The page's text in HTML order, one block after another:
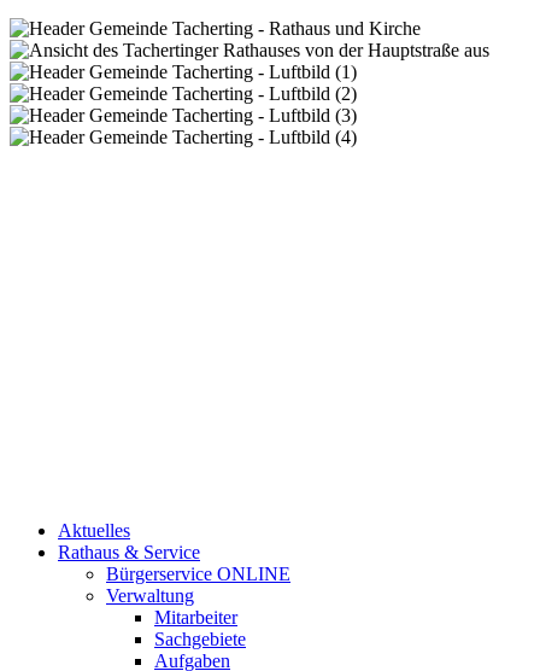
Aktuelles
Rathaus & Service
Bürgerservice ONLINE
Verwaltung
Mitarbeiter
Sachgebiete
Aufgaben